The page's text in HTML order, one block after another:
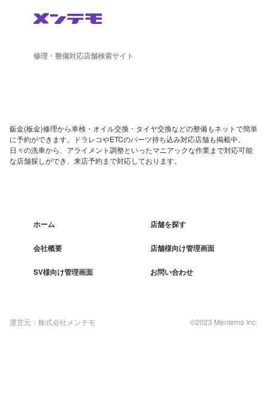
修理・整備対応店舗検索サイト
鈑金(板金)修理から車検・オイル交換・タイヤ交換などの整備もネットで簡単
に予約ができます。ドラレコやETCのパーツ持ち込み対応店舗も掲載中。
日々の洗車から、アライメント調整といったマニアックな作業まで対応可能
な店舗探しができ、来店予約まで対応しております。
ホーム 店舗を探す
会社概要 店舗様向け管理画面
SV様向け管理画面 お問い合わせ
運営元：株式会社メンテモ ©2023 Mentemo Inc.